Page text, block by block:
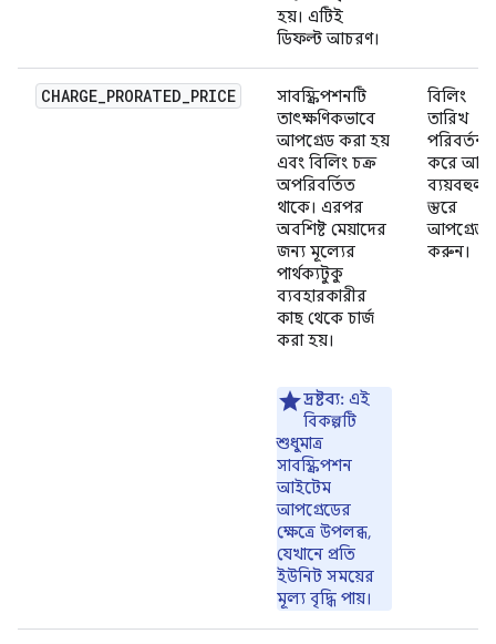
হয়। এটিই
ডিফল্ট আচরণ।
CHARGE_PRORATED_PRICE
সাবস্ক্রিপশনটি
তাৎক্ষণিকভাবে
আপগ্রেড করা হয়
এবং বিলিং চক্র
অপরিবর্তিত
থাকে। এরপর
অবশিষ্ট মেয়াদের
জন্য মূল্যের
পার্থক্যটুকু
ব্যবহারকারীর
কাছ থেকে চার্জ
করা হয়।
দ্রষ্টব্য: এই
বিকল্পটি
শুধুমাত্র
সাবস্ক্রিপশন
আইটেম
আপগ্রেডের
ক্ষেত্রে উপলব্ধ,
যেখানে প্রতি
ইউনিট সময়ের
মূল্য বৃদ্ধি পায়।
বিলিং
তারিখ
পরিবর্তন
করে
ব্যয়বহুল
স্তরে
আপগ্রেড
করুন।